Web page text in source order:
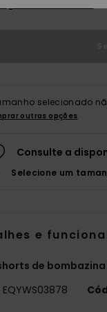
selecionado
outras opções
Consulte a
Selecione um
e
de
EQYWS03878